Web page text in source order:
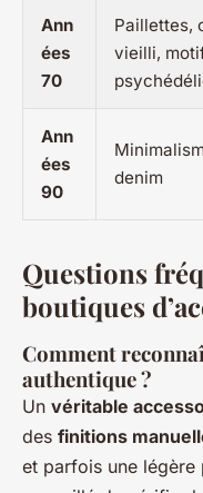
Ann
ées
70
Paillettes,
vieilli,
Ann
ées
90
denim
Questions
boutiques
Comment
authentique ?
Un véritable
des finitions
et parfois une légère